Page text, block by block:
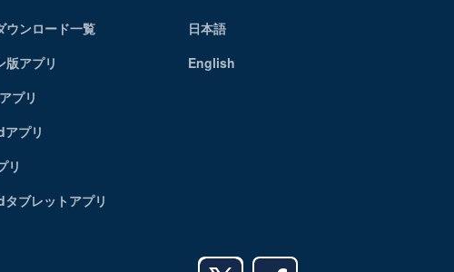
ウンロード一覧
版アプリ
プリ
プリ
リ
ブレットアプリ
日本語
English